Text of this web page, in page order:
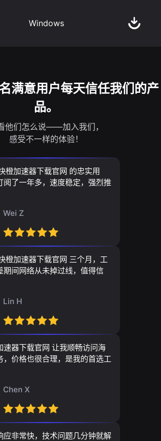
Windows
满意用户每天信任我们的产
品。
他们怎么说——加入我们，
感受不一样的体验！
橙加速器下载官网 的忠实用
阅了一年多，速度稳定，强烈推
Wei Z
橙加速器下载官网 三个月，工
期间网络从未掉过线，值得信
Lin H
速器下载官网 让我顺畅访问海
，价格也很合理，是我的首选工
Chen X
应非常快，技术问题几分钟就解